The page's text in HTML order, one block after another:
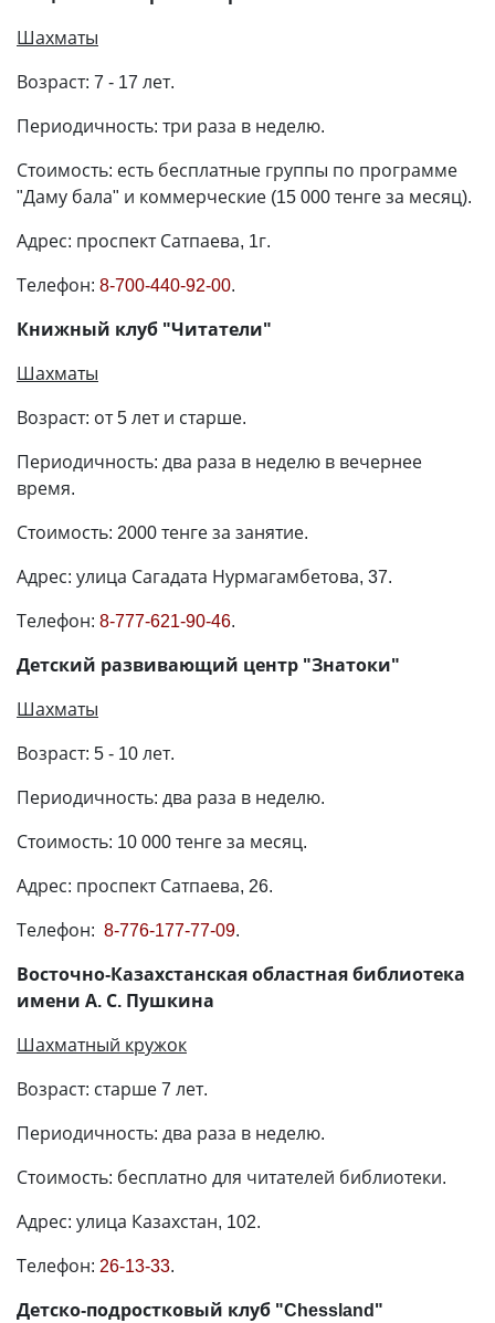
Шахматы
Возраст: 7 - 17 лет.
Периодичность: три раза в неделю.
Стоимость: есть бесплатные группы по программе
"Даму бала" и коммерческие (15 000 тенге за месяц).
Адрес: проспект Сатпаева, 1г.
Телефон: 8-700-440-92-00.
Книжный клуб "Читатели"
Шахматы
Возраст: от 5 лет и старше.
Периодичность: два раза в неделю в вечернее
время.
Стоимость: 2000 тенге за занятие.
Адрес: улица Сагадата Нурмагамбетова, 37.
Телефон: 8-777-621-90-46.
Детский развивающий центр "Знатоки"
Шахматы
Возраст: 5 - 10 лет.
Периодичность: два раза в неделю.
Стоимость: 10 000 тенге за месяц.
Адрес: проспект Сатпаева, 26.
Телефон: 8-776-177-77-09.
Восточно-Казахстанская областная библиотека
имени А. С. Пушкина
Шахматный кружок
Возраст: старше 7 лет.
Периодичность: два раза в неделю.
Стоимость: бесплатно для читателей библиотеки.
Адрес: улица Казахстан, 102.
Телефон: 26-13-33.
Детско-подростковый клуб "Chessland"